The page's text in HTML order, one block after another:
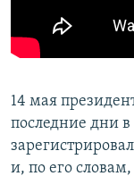
14 мая
последние дни
и, по его